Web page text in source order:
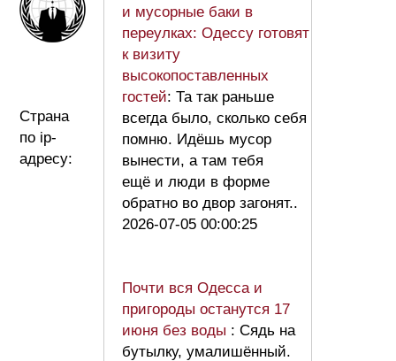
Страна
по ip-
адресу:
и мусорные баки в
переулках: Одессу готовят
к визиту
высокопоставленных
гостей: Та так раньше
всегда было, сколько себя
помню. Идёшь мусор
вынести, а там тебя
ещё и люди в форме
обратно во двор загонят..
2026-07-05 00:00:25
Почти вся Одесса и
пригороды останутся 17
июня без воды : Сядь на
бутылку, умалишённый.